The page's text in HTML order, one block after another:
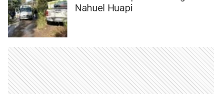
Nahuel Huapi